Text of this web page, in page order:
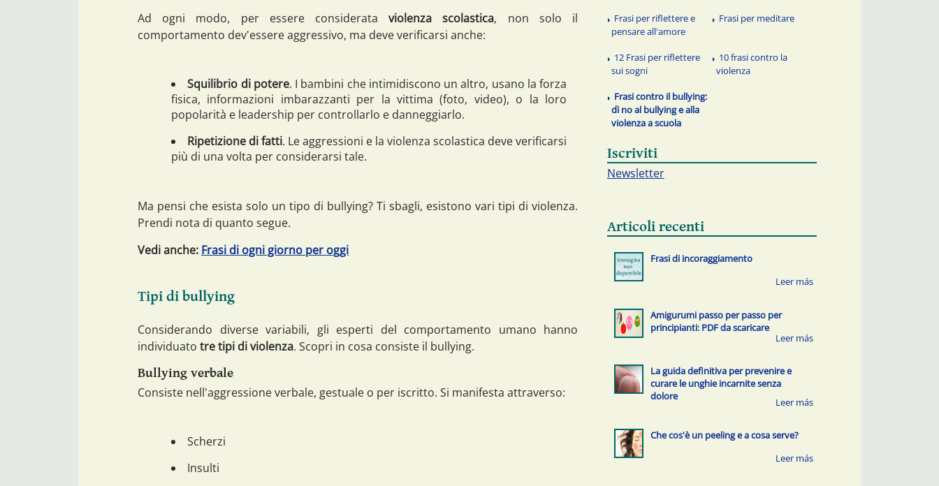
Ad ogni modo, per essere considerataviolenza scolastica, non solo il
comportamento dev'essere aggressivo, ma deve verificarsi anche:
Squilibrio di potere. I bambini che intimidiscono un altro, usano la forza
fisica, informazioni imbarazzanti per la vittima (foto, video), o la loro
popolarità e leadership per controllarlo e danneggiarlo.
Ripetizione di fatti. Le aggressioni e la violenza scolastica deve verificarsi
più di una volta per considerarsi tale.
Ma pensi che esista solo un tipo di bullying? Ti sbagli, esistono vari tipi di violenza.
Prendi nota di quanto segue.
Vedi anche: Frasi di ogni giorno per oggi
Tipi di bullying
Considerando diverse variabili, gli esperti del comportamento umano hanno
individuato tre tipi di violenza. Scopri in cosa consiste il bullying.
Bullying verbale
Consiste nell'aggressione verbale, gestuale o per iscritto. Si manifesta attraverso:
Scherzi
Insulti
Frasi per riflettere e
pensare all'amore
Frasi per meditare
12 Frasi per riflettere
sui sogni
10 frasi contro la
violenza
Frasi contro il bullying:
dì no al bullying e alla
violenza a scuola
Iscriviti
Newsletter
Articoli recenti
Frasi di incoraggiamento
Amigurumi passo per passo per
principianti: PDF da scaricare
La guida definitiva per prevenire e
curare le unghie incarnite senza
dolore
Che cos'è un peeling e a cosa serve?